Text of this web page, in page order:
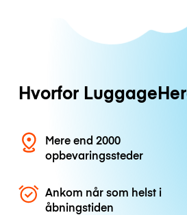
Hvorfor
Mere end 2000
opbevaringssteder
Ankom når som helst i
åbningstiden